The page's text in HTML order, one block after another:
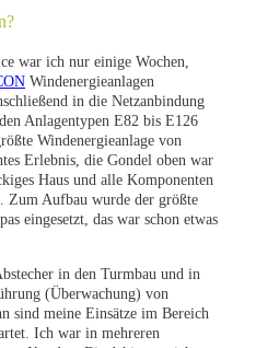
war ich nur einige Wochen,
Windenergieanlagen
in die Netzanbindung
Anlagentypen E82 bis E126
Windenergieanlage von
Erlebnis, die Gondel oben war
Haus und alle Komponenten
Zum Aufbau wurde der größte
eingesetzt, das war schon etwas
in den Turmbau und in
(Überwachung) von
sind meine Einsätze im Bereich
Ich war in mehreren